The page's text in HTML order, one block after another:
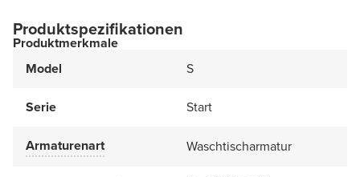
Produktspezifikationen
Produktmerkmale
Model
S
Serie Start
Armaturenart Waschtischarmatur